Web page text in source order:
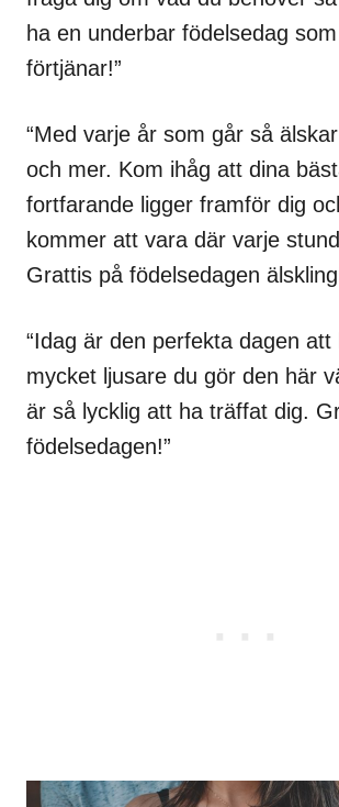
ha en underbar födelsedag
förtjänar!”
“Med varje år som går så
och mer. Kom ihåg att dina
fortfarande ligger framför dig
kommer att vara där varje
Grattis på födelsedagen
“Idag är den perfekta dagen
mycket ljusare du gör den här
är så lycklig att ha träffat dig.
födelsedagen!”